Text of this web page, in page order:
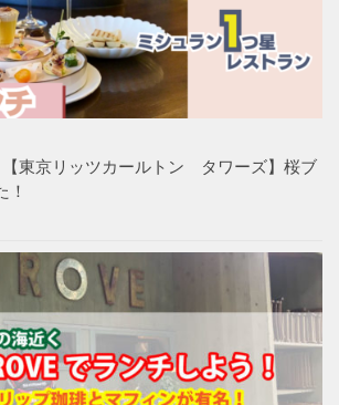
【東京リッツカールトン タワーズ】桜ブ
！